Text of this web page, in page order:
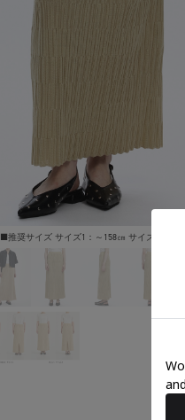
■推奨サイズ サイズ1：～158㎝ サイズ2：159㎝